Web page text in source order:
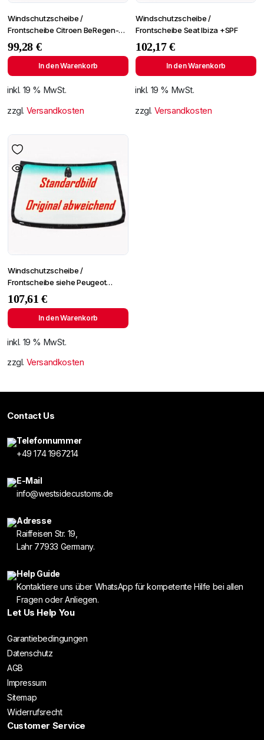
Windschutzscheibe /
Frontscheibe Citroen BeRegen-
Lichtingo 96- +Spiegelhalter
99,28 €
In den Warenkorb
inkl. 19 % MwSt.
zzgl. Versandkosten
Windschutzscheibe /
Frontscheibe Seat Ibiza +SPF
102,17€
In den Warenkorb
inkl. 19 % MwSt.
zzgl. Versandkosten
Windschutzscheibe /
Frontscheibe siehe Peugeot
Partner 01- (2724)
107,61€
In den Warenkorb
inkl. 19 % MwSt.
zzgl. Versandkosten
Contact Us
Telefonnummer
+49 174 1967214
E-Mail
info@westsidecustoms.de
Adresse
Raiffeisen Str. 19,
Lahr 77933 Germany.
Help Guide
Kontaktiere uns über WhatsApp für kompetente Hilfe bei allen
Fragen oder Anliegen.
Let Us Help You
Garantiebedingungen
Datenschutz
AGB
Impressum
Sitemap
Widerrufsrecht
Customer Service